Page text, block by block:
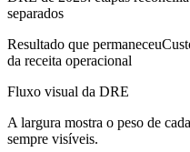
separados
Resultado que permaneceu
da receita operacional
Fluxo visual da DRE
A largura mostra o peso de
sempre visíveis.